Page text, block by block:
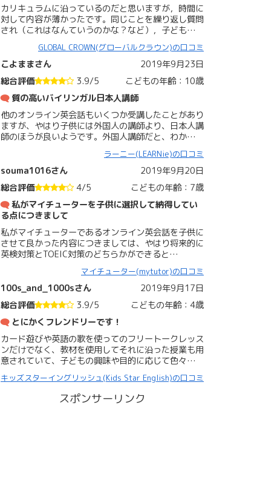
カリキュラムに沿っているのだと思いますが，時間に
対して内容が薄かったです。同じことを繰り返し質問
され（これはなんていうのかな？など），子ども…
GLOBAL CROWN(グローバルクラウン)の口コミ
こよままさん
2019年9月23日
こどもの年齢：10歳
総合評価
3.9/5
質の高いバイリンガル日本人講師
他のオンライン英会話もいくつか受講したことがあり
ますが、やはり子供には外国人の講師より、日本人講
師のほうが良いようです。外国人講師だと、わか…
ラーニー(LEARNie)の口コミ
souma1016さん
2019年9月20日
こどもの年齢：7歳
総合評価
4/5
私がマイチューターを子供に選択して納得してい
る点につきまして
私がマイチューターであるオンライン英会話を子供に
させて良かった内容につきましては、やはり将来的に
英検対策とTOEIC対策のどちらかができると…
マイチューター(mytutor)の口コミ
100s_and_1000sさん
2019年9月17日
こどもの年齢：4歳
総合評価
3.9/5
とにかくフレンドリーです！
カード遊びや英語の歌を使ってのフリートークレッス
ンだけでなく、教材を使用してそれに沿った授業も用
意されていて、子どもの興味や目的に応じて色々…
キッズスターイングリッシュ(Kids Star English)の口コミ
スポンサーリンク